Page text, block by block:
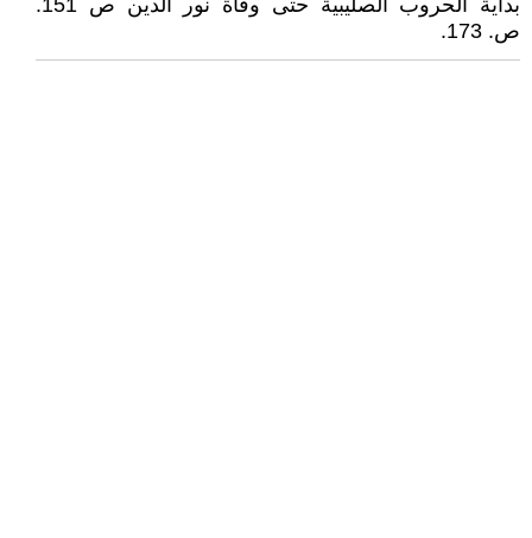
بداية الحروب الصليبية حتى وفاة نور الدين ص 151.
ص. 173.